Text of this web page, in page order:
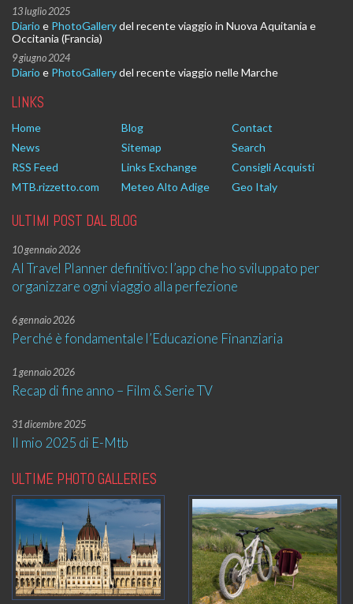
13 luglio 2025
Diario e PhotoGallerydel recente viaggio in Nuova Aquitania e
Occitania (Francia)
9 giugno 2024
Diario e PhotoGallerydel recente viaggio nelle Marche
LINKS
Home Blog
Contact
News
Sitemap
Search
RSS Feed
Links Exchange
Consigli Acquisti
MTB.rizzetto.com
Meteo Alto Adige Geo Italy
ULTIMI POST DAL BLOG
10 gennaio 2026
AI Travel Planner definitivo: l’app che ho sviluppato per
organizzare ogni viaggio alla perfezione
6 gennaio 2026
Perché è fondamentale l’Educazione Finanziaria
1 gennaio 2026
Recap di fine anno – Film & Serie TV
31 dicembre 2025
Il mio 2025 di E-Mtb
ULTIME PHOTO GALLERIES